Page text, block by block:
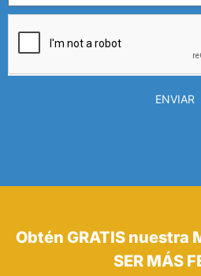
ENVIAR
Obtén GRATIS nuestra
SER MÁS